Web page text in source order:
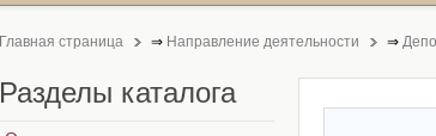
Главная страница ⇒ Направление деятельности ⇒
Разделы каталога